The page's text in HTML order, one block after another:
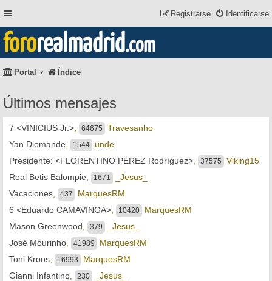
Identificarse
Registrarse
fororealmadrid.com
Portal Índice
Últimos mensajes
7 <VINICIUS Jr.> 64675
Travesanho
Yan Diomande
1544
unde
Presidente: <FLORENTINO PÉREZ Rodríguez>
37575
Viking15
Real Betis Balompie
1671
_Jesus_
Vacaciones
437
MarquesRM
6 <Eduardo CAMAVINGA>
10420
MarquesRM
Mason Greenwood
379
_Jesus_
José Mourinho
41989
MarquesRM
Toni Kroos
16993
MarquesRM
Gianni Infantino
230
_Jesus_